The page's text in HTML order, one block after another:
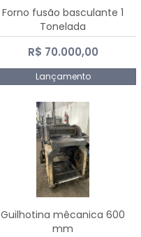
Forno fusão basculante 1
Tonelada
R$ 70.000,00
Lançamento
Guilhotina mêcanica 600
mm